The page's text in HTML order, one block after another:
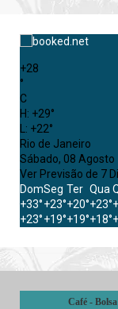
+28
°
C
H: +29°
L: +22°
Rio de Janeiro
Sábado, 08 Agosto
Ver Previsão de 7
DomSeg Ter Qua
+33°+23°+20°+23°+
+23°+19°+19°+18°+
Café -